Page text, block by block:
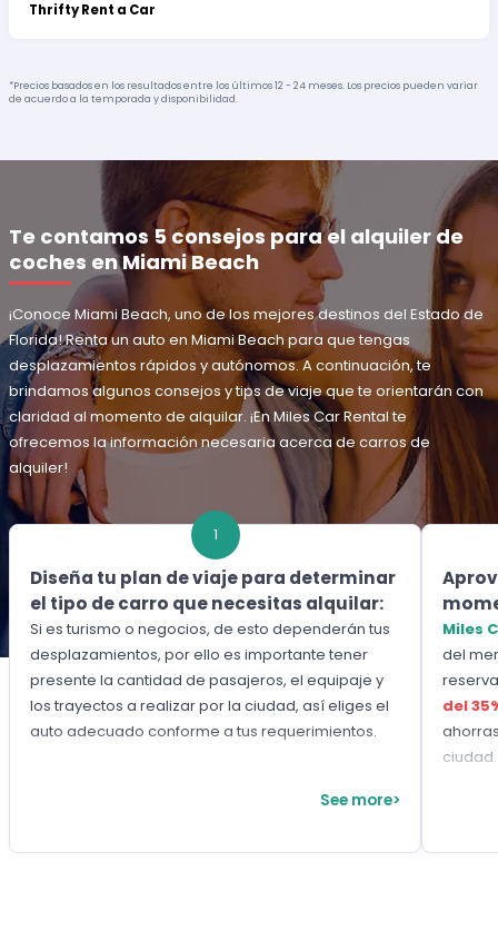
Thrifty Rent a Car
*Precios basados en los resultados entre los últimos 12 - 24 meses. Los precios pueden variar
de acuerdo a la temporada y disponibilidad.
Te contamos 5 consejos para el alquiler de
coches en Miami Beach
¡Conoce Miami Beach, uno de los mejores destinos del Estado de
Florida! Renta un auto en Miami Beach para que tengas
desplazamientos rápidos y autónomos. A continuación, te
brindamos algunos consejos y tips de viaje que te orientarán con
claridad al momento de alquilar. ¡En Miles Car Rental te
ofrecemos la información necesaria acerca de carros de
alquiler!
1
Diseña tu plan de viaje para determinar
el tipo de carro que necesitas alquilar:
Si es turismo o negocios, de esto dependerán tus
desplazamientos, por ello es importante tener
presente la cantidad de pasajeros, el equipaje y
los trayectos a realizar por la ciudad, así eliges el
auto adecuado conforme a tus requerimientos.
See more>
Miles
del
del
ciudad.